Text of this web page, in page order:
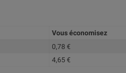
Vous économisez
0,78 €
4,65 €